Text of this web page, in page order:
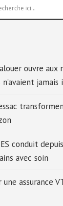
ouvre aux
jamais
conduit
avec soin
assurance